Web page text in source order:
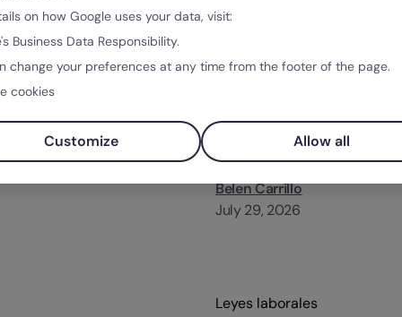
completa Qué es la gestión del
tu empresa?
Belen Carrillo
July 29, 2026
Categorias
Leyes laborales
on how Google uses your data, visit:
Business Data Responsibility.
change your preferences at any time from the footer of the page.
cookies
Customize Allow all